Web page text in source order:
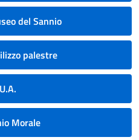
del Sannio
palestre
Morale